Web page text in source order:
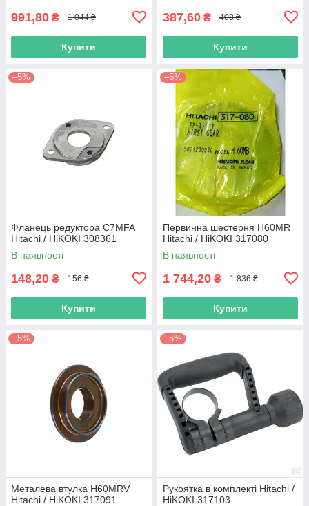
991,80 ₴ 1 044 ₴
Купити
387,60 ₴ 408 ₴
Купити
–5%
Фланець редуктора C7MFA
Hitachi / HiKOKI 308361
В наявності
148,20 ₴ 156 ₴
Купити
–5%
Первинна шестерня H60MR
Hitachi / HiKOKI 317080
В наявності
1 744,20 ₴ 1 836 ₴
Купити
–5%
Металева втулка H60MRV
Hitachi / HiKOKI 317091
–5%
Рукоятка в комплекті Hitachi /
HiKOKI 317103